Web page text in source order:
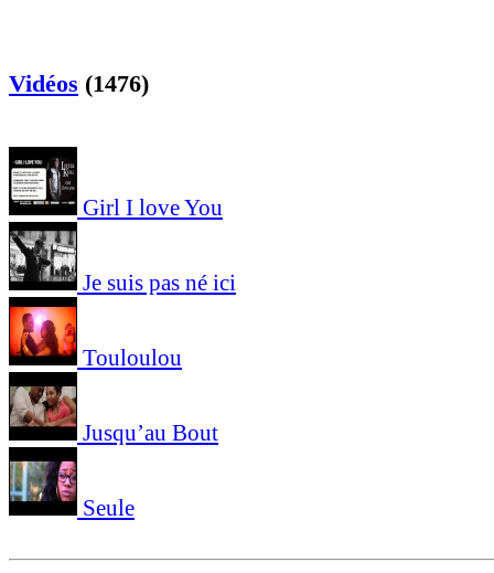
Vidéos (1476)
Girl I love You
Je suis pas né ici
Touloulou
Jusqu’au Bout
Seule